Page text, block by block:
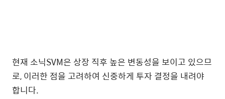
현재 소닉SVM은 상장 직후 높은 변동성을 보이고 있으므
로, 이러한 점을 고려하여 신중하게 투자 결정을 내려야
합니다.